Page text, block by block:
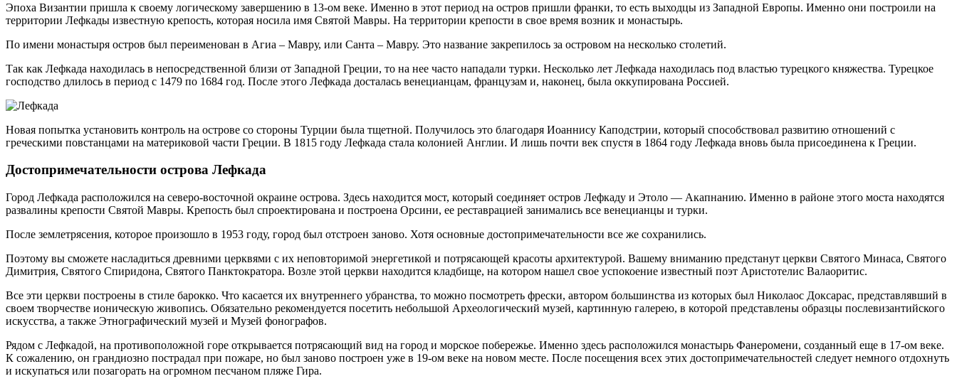
Эпоха Византии пришла к своему логическому завершению в 13-ом веке. Именно в этот период на остров пришли франки, то есть выходцы из Западной Европы. Именно они построили на
территории Лефкады известную крепость, которая носила имя Святой Мавры. На территории крепости в свое время возник и монастырь.
По имени монастыря остров был переименован в Агиа – Мавру, или Санта – Мавру. Это название закрепилось за островом на несколько столетий.
Так как Лефкада находилась в непосредственной близи от Западной Греции, то на нее часто нападали турки. Несколько лет Лефкада находилась под властью турецкого княжества. Турецкое
господство длилось в период с 1479 по 1684 год. После этого Лефкада досталась венецианцам, французам и, наконец, была оккупирована Россией.
Новая попытка установить контроль на острове со стороны Турции была тщетной. Получилось это благодаря Иоаннису Каподстрии, который способствовал развитию отношений с
греческими повстанцами на материковой части Греции. В 1815 году Лефкада стала колонией Англии. И лишь почти век спустя в 1864 году Лефкада вновь была присоединена к Греции.
Достопримечательности острова Лефкада
Город Лефкада расположился на северо-восточной окраине острова. Здесь находится мост, который соединяет остров Лефкаду и Этоло — Акапнанию. Именно в районе этого моста находятся
развалины крепости Святой Мавры. Крепость был спроектирована и построена Орсини, ее реставрацией занимались все венецианцы и турки.
После землетрясения, которое произошло в 1953 году, город был отстроен заново. Хотя основные достопримечательности все же сохранились.
Поэтому вы сможете насладиться древними церквями с их неповторимой энергетикой и потрясающей красоты архитектурой. Вашему вниманию предстанут церкви Святого Минаса, Святого
Димитрия, Святого Спиридона, Святого Панктократора. Возле этой церкви находится кладбище, на котором нашел свое успокоение известный поэт Аристотелис Валаоритис.
Все эти церкви построены в стиле барокко. Что касается их внутреннего убранства, то можно посмотреть фрески, автором большинства из которых был Николаос Доксарас, представлявший в
своем творчестве ионическую живопись. Обязательно рекомендуется посетить небольшой Археологический музей, картинную галерею, в которой представлены образцы послевизантийского
искусства, а также Этнографический музей и Музей фонографов.
Рядом с Лефкадой, на противоположной горе открывается потрясающий вид на город и морское побережье. Именно здесь расположился монастырь Фанеромени, созданный еще в 17-ом веке.
К сожалению, он грандиозно пострадал при пожаре, но был заново построен уже в 19-ом веке на новом месте. После посещения всех этих достопримечательностей следует немного отдохнуть
и искупаться или позагорать на огромном песчаном пляже Гира.